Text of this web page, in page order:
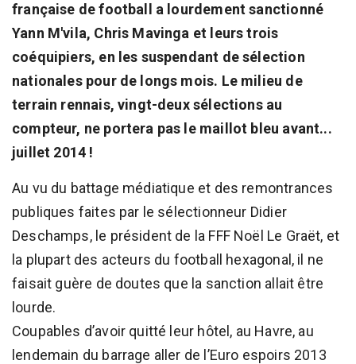
française de football a lourdement sanctionné
Yann M'vila, Chris Mavinga et leurs trois
coéquipiers, en les suspendant de sélection
nationales pour de longs mois. Le milieu de
terrain rennais, vingt-deux sélections au
compteur, ne portera pas le maillot bleu avant...
juillet 2014 !
Au vu du battage médiatique et des remontrances
publiques faites par le sélectionneur Didier
Deschamps, le président de la FFF Noël Le Graët, et
la plupart des acteurs du football hexagonal, il ne
faisait guère de doutes que la sanction allait être
lourde.
Coupables d’avoir quitté leur hôtel, au Havre, au
lendemain du barrage aller de l’Euro espoirs 2013